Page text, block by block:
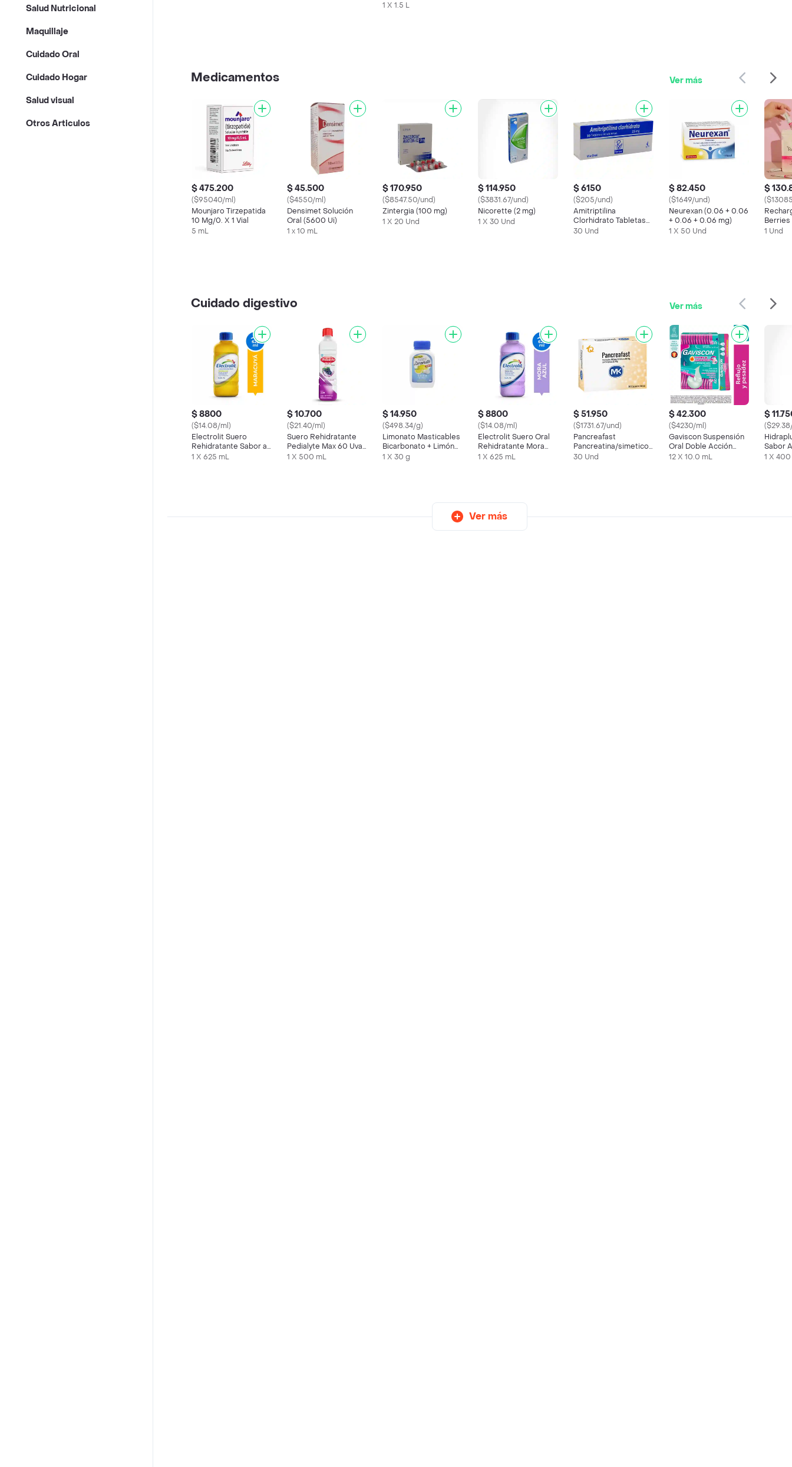
Salud Nutricional
Maquillaje
Cuidado Oral
Cuidado Hogar
Salud visual
Otros Articulos
1 X 1.5 L
Medicamentos Ver más
$ 475.200
($95040/ml)
Mounjaro Tirzepatida
10 Mg/0. X 1 Vial
5 mL
$ 45.500
($4550/ml)
Densimet Solución
Oral (5600 Ui)
1 x 10 mL
$ 170.950
($8547.50/und)
Zintergia (100 mg)
1 X 20 Und
$ 114.950
($3831.67/und)
Nicorette (2 mg)
1 X 30 Und
$ 6150
($205/und)
Amitriptilina
Clorhidrato Tabletas
Recubiertas
30 Und
$ 82.450
($1649/und)
Neurexan (0.06 + 0.06
+ 0.06 + 0.06 mg)
1 X 50 Und
$
Berries
Savvy
1 Und
Cuidado digestivo Ver más
$ 8800
($14.08/ml)
Electrolit Suero
Rehidratante Sabor a
Maracuyá
1 X 625 mL
$ 10.700
($21.40/ml)
Suero Rehidratante
Pedialyte Max 60 Uva
Frasco 500 mL
1 X 500 mL
$ 14.950
($498.34/g)
Limonato Masticables
Bicarbonato + Limón
Natural
1 X 30 g
$ 8800
($14.08/ml)
Electrolit Suero Oral
Rehidratante Mora
Azul
1 X 625 mL
$ 51.950
($1731.67/und)
Pancreafast
Pancreatina/simeticona/levosulpirida
150/80/25 Mg
30 Und
$ 42.300
($4230/ml)
Gaviscon Suspensión
Oral Doble Acción
Sachet
12 X 10.0 mL
$
Sabor
1 X
Ver más